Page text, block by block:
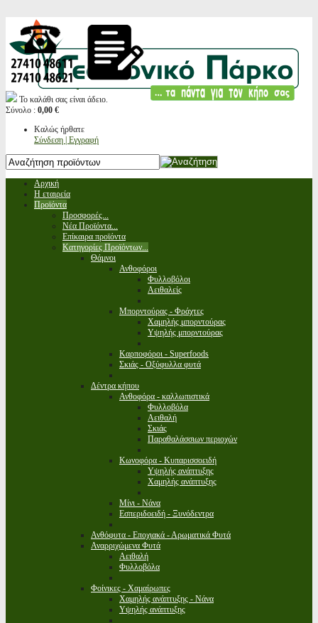
Το καλάθι σας είναι άδειο.
Σύνολο : 0,00 €
Καλώς ήρθατε
Σύνδεση | Εγγραφή
Αρχική
Η εταιρεία
Προϊόντα
Προσφορές...
Νέα Προϊόντα...
Επίκαιρα προϊόντα
Κατηγορίες Προϊόντων...
Θάμνοι
Ανθοφόροι
Φυλλοβόλοι
Αειθαλείς
Μπορντούρας - Φράχτες
Χαμηλής μπορντούρας
Υψηλής μπορντούρας
Καρποφόροι - Superfoods
Σκιάς - Οξύφυλλα φυτά
Δέντρα κήπου
Ανθοφόρα - καλλωπιστικά
Φυλλοβόλα
Αειθαλή
Σκιάς
Παραθαλάσσιων περιοχών
Κωνοφόρα - Κυπαρισσοειδή
Υψηλής ανάπτυξης
Χαμηλής ανάπτυξης
Μίνι - Νάνα
Εσπεριδοειδή - Ξυνόδεντρα
Ανθόφυτα - Εποχιακά - Αρωματικά Φυτά
Αναρριχώμενα Φυτά
Αειθαλή
Φυλλοβόλα
Φοίνικες - Χαμαίρωπες
Χαμηλής ανάπτυξης - Νάνα
Υψηλής ανάπτυξης